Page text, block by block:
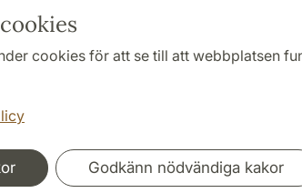
cookies för att se till att webbplatsen
Godkänn nödvändiga kakor